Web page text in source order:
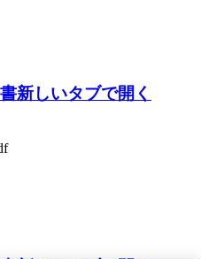
新しいタブで開く